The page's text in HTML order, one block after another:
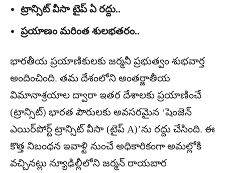
ట్రాన్సిట్ వీసా టైప్ ఏ రద్దు..
ప్రయాణం మరింత శులభతరం..
భారతీయ ప్రయాణికులకు జర్మనీ ప్రభుత్వం శుభవార్త
అందించింది. తమ దేశంలోని అంతర్జాతీయ
విమానాశ్రయాల ద్వారా ఇతర దేశాలకు ప్రయాణించే
(ట్రాన్సిట్) భారత పౌరులకు అవసరమైన ‘షెంజెన్
ఎయిర్‌పోర్ట్ ట్రాన్సిట్ వీసా (టైప్ A)’ను రద్దు చేసింది. ఈ
కొత్త నిబంధన ఇవాళ్టి నుంచే అధికారికంగా అమల్లోకి
వచ్చినట్లు న్యూఢిల్లీలోని జర్మన్ రాయబార